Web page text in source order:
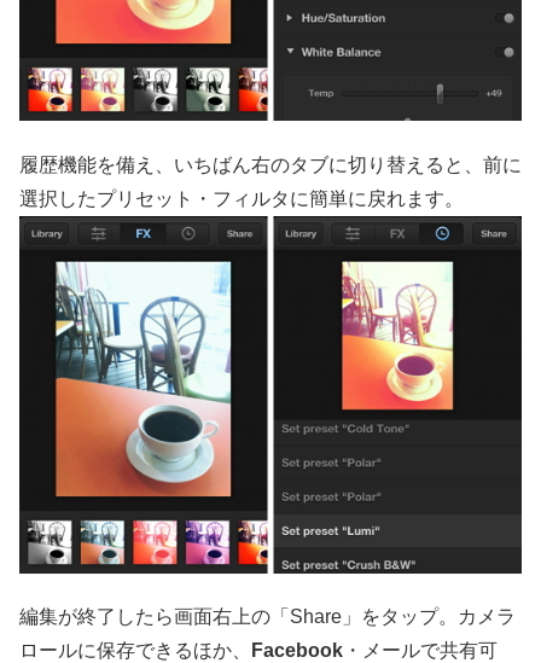
履歴機能を備え、いちばん右のタブに切り替えると、前に
選択したプリセット・フィルタに簡単に戻れます。
編集が終了したら画面右上の「Share」をタップ。カメラ
ロールに保存できるほか、
Facebook ・メールで共有可